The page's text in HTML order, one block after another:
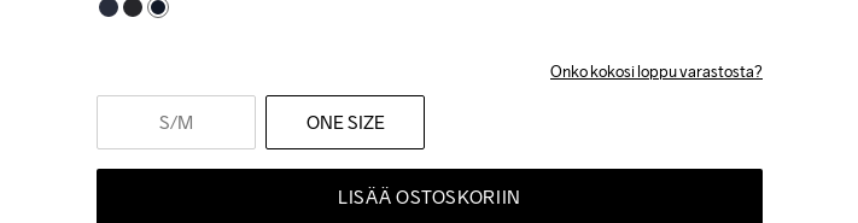
Onko kokosi loppu varastosta?
S/M ONE SIZE
LISÄÄ OSTOSKORIIN